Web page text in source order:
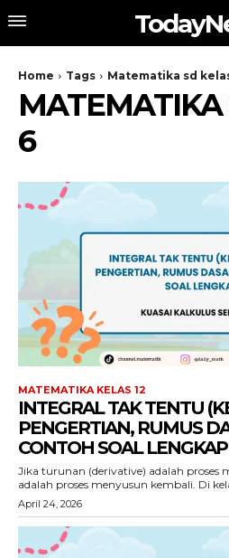
Home Tags Matematika sd
MATEMATIKA
6
MATEMATIKA KELAS 12
INTEGRAL TAK TENTU
PENGERTIAN, RUMUS
CONTOH SOAL LENGKAP
Jika turunan (derivative) adalah proses
adalah proses menyusun kembali. Di
April 24, 2026